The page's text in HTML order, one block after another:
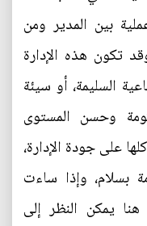
بين المدير ومن
تكون هذه الإدارة
السليمة، أو سيئة
وحسن المستوى
على جودة الإدارة،
بسلام، وإذا ساءت
يمكن النظر إلى